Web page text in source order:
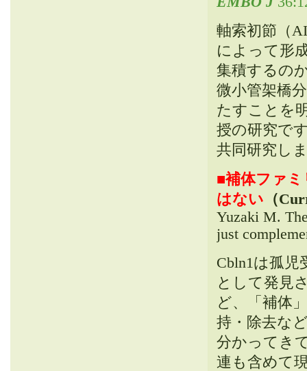
軸索初節（
によって形
集積するの
微小管架橋
たすことを
授の研究で
共同研究し
■補体ファ
はない （
Yuzaki M.
just
Cbln1は孤
として発見
ど、「補体
持・除去な
分かってき
連も含めて